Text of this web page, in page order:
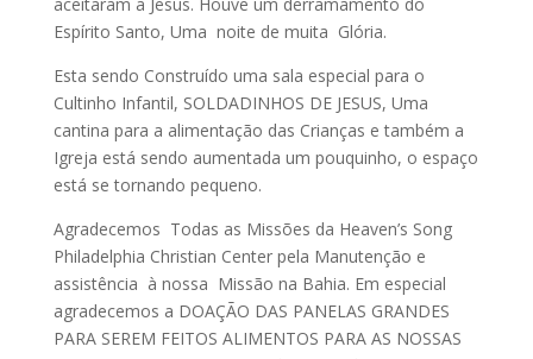
Espírito Santo, Uma noite de muita Glória.
Esta sendo Construído uma sala especial para o
Cultinho Infantil, SOLDADINHOS DE JESUS, Uma
cantina para a alimentação das Crianças e também a
Igreja está sendo aumentada um pouquinho, o espaço
está se tornando pequeno.
Agradecemos Todas as Missões da Heaven’s Song
Philadelphia Christian Center pela Manutenção e
assistência à nossa Missão na Bahia. Em especial
agradecemos a DOAÇÃO DAS PANELAS GRANDES
PARA SEREM FEITOS ALIMENTOS PARA AS NOSSAS